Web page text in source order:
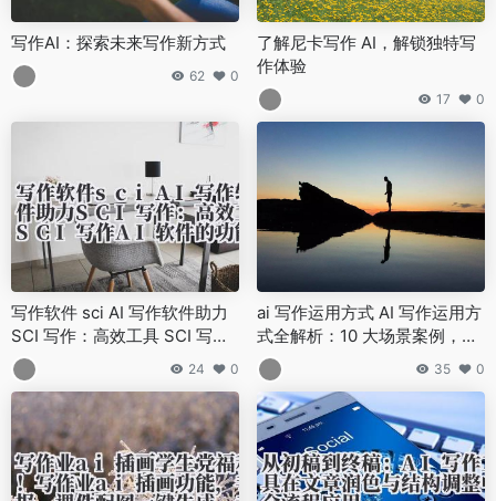
写作AI：探索未来写作新方式
62 0
了解尼卡写作 AI，解锁独特写
作体验
17 0
写作软件 sci AI 写作软件助力
SCI 写作：高效工具 SCI 写作
AI 软件的功能与使用方法24 0
ai 写作运用方式 AI 写作运用方
式全解析：10 大场景案例，解
锁智能创作新可能！
35 0